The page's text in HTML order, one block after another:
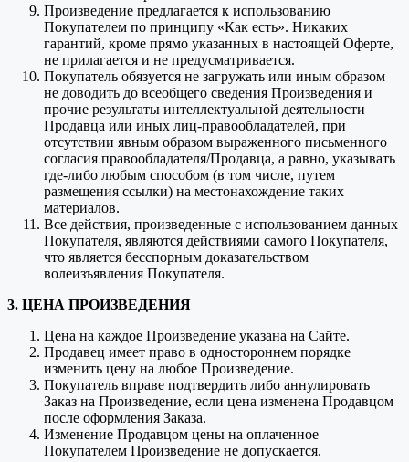
Произведение предлагается к использованию
Покупателем по принципу «Как есть». Никаких
гарантий, кроме прямо указанных в настоящей Оферте,
не прилагается и не предусматривается.
Покупатель обязуется не загружать или иным образом
не доводить до всеобщего сведения Произведения и
прочие результаты интеллектуальной деятельности
Продавца или иных лиц-правообладателей, при
отсутствии явным образом выраженного письменного
согласия правообладателя/Продавца, а равно, указывать
где-либо любым способом (в том числе, путем
размещения ссылки) на местонахождение таких
материалов.
Все действия, произведенные с использованием данных
Покупателя, являются действиями самого Покупателя,
что является бесспорным доказательством
волеизъявления Покупателя.
3. ЦЕНА ПРОИЗВЕДЕНИЯ
Цена на каждое Произведение указана на Сайте.
Продавец имеет право в одностороннем порядке
изменить цену на любое Произведение.
Покупатель вправе подтвердить либо аннулировать
Заказ на Произведение, если цена изменена Продавцом
после оформления Заказа.
Изменение Продавцом цены на оплаченное
Покупателем Произведение не допускается.